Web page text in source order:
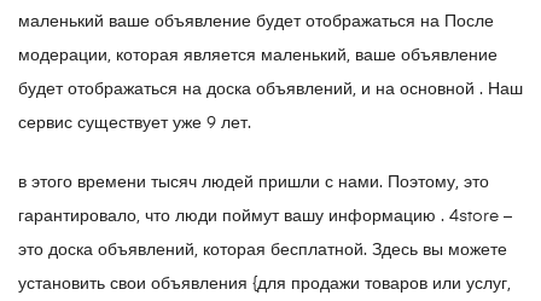
маленький ваше объявление будет отображаться на После
модерации, которая является маленький, ваше объявление
будет отображаться на доска объявлений, и на основной . Наш
сервис существует уже 9 лет.
в этого времени тысяч людей пришли с нами. Поэтому, это
гарантировало, что люди поймут вашу информацию . 4store –
это доска объявлений, которая бесплатной. Здесь вы можете
установить свои объявления {для продажи товаров или услуг,